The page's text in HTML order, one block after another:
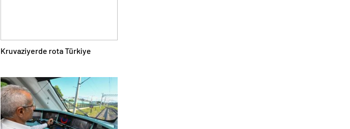
Kruvaziyerde rota Türkiye